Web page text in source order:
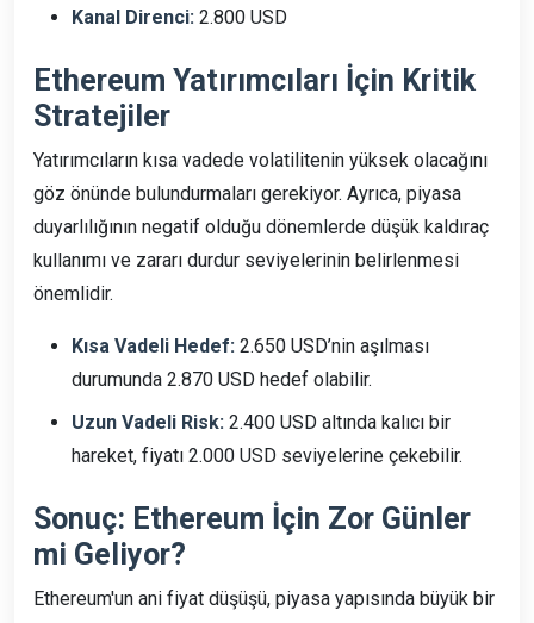
Kanal Direnci: 2.800 USD
Ethereum Yatırımcıları İçin Kritik
Stratejiler
Yatırımcıların kısa vadede volatilitenin yüksek olacağını
göz önünde bulundurmaları gerekiyor. Ayrıca, piyasa
duyarlılığının negatif olduğu dönemlerde düşük kaldıraç
kullanımı ve zararı durdur seviyelerinin belirlenmesi
önemlidir.
Kısa Vadeli Hedef: 2.650 USD’nin aşılması
durumunda 2.870 USD hedef olabilir.
Uzun Vadeli Risk: 2.400 USD altında kalıcı bir
hareket, fiyatı 2.000 USD seviyelerine çekebilir.
Sonuç: Ethereum İçin Zor Günler
mi Geliyor?
Ethereum'un ani fiyat düşüşü, piyasa yapısında büyük bir